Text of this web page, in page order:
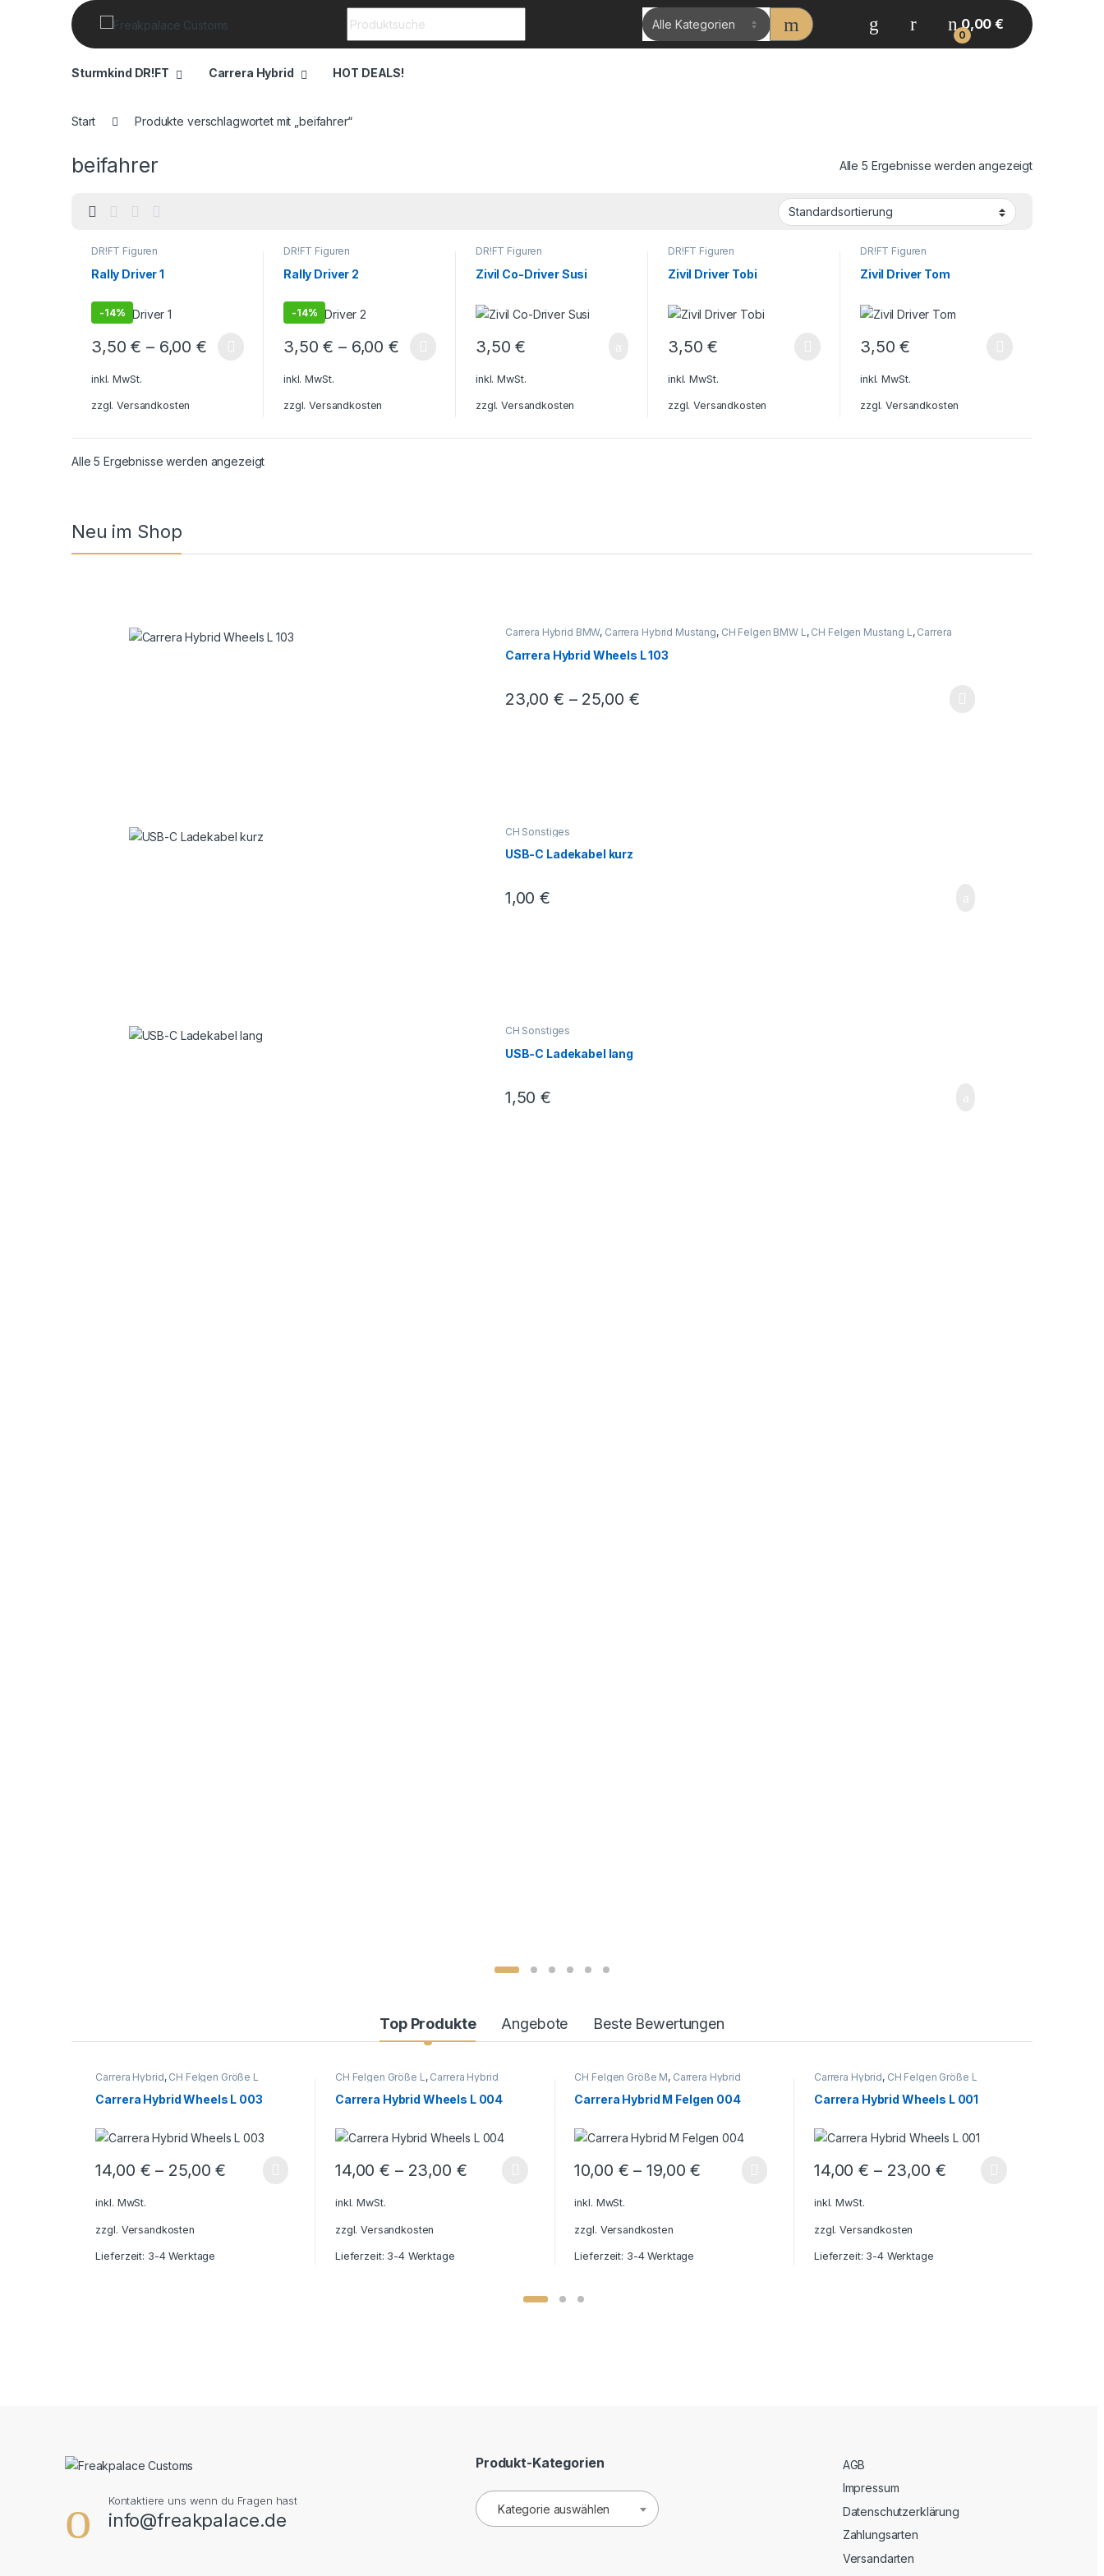
0
0,00€
Sturmkind DR!FT Carrera Hybrid HOT DEALS!
Start Produkte verschlagwortet mit „beifahrer“
beifahrer Alle 5 Ergebnisse werden angezeigt
DR!FT Figuren
Rally Driver 1
-14%
3,50€ – 6,00€
Dieses Produkt weist mehrere Varianten auf. Die Optionen können auf der Produktseite gewählt werden
inkl. MwSt.
zzgl.Versandkosten
DR!FT Figuren
Rally Driver 2
-14%
3,50€ – 6,00€
Dieses Produkt weist mehrere Varianten auf. Die Optionen können auf der Produktseite gewählt werden
inkl. MwSt.
zzgl.Versandkosten
DR!FT Figuren
Zivil Co-Driver Susi
3,50€
inkl. MwSt.
zzgl.Versandkosten
DR!FT Figuren
Zivil Driver Tobi
3,50€
Dieses Produkt weist mehrere Varianten auf. Die Optionen können auf der
inkl. MwSt.
zzgl.Versandkosten
DR!FT Figuren
Zivil Driver Tom
3,50€
Dieses Produkt weist mehrere Varianten
inkl. MwSt.
zzgl.Versandkosten
Alle 5 Ergebnisse werden angezeigt
Neu im Shop
Carrera Hybrid BMW, Carrera Hybrid Mustang, CH Felgen BMW L, CH Felgen Mustang L, Carrera
Hybrid Ferrari
CH Felgen Ferrari L
Carrera Hybrid Wheels L 103
23,00 € – 25,00 €
Dieses Produkt weist mehrere Varianten auf. Die Optionen können auf der Produktseite gewählt werden
CH Sonstiges
USB-C Ladekabel kurz
1,00€
CH Sonstiges
USB-C Ladekabel lang
1,50€
Top Produkte Angebote Beste Bewertungen
Carrera Hybrid, CH Felgen Größe L
Carrera Hybrid Wheels L 003
14,00 € – 25,00€
Dieses Produkt weist mehrere Varianten auf. Die Optionen können auf der Produktseite gewählt werden
inkl. MwSt.
zzgl. Versandkosten
Lieferzeit: 3-4 Werktage
CH Felgen Größe L , Carrera Hybrid
Carrera Hybrid Wheels L 004
14,00€ – 23,00 €
Dieses Produkt weist mehrere Varianten auf. Die Optionen können auf der Produktseite gewählt werden
inkl. MwSt.
zzgl.Versandkosten
Lieferzeit: 3-4 Werktage
CH Felgen Größe M, Carrera Hybrid
Carrera Hybrid M Felgen 004
10,00 € –19,00€
Dieses Produkt weist mehrere Varianten auf. Die Optionen können auf der Produktseite gewählt
inkl. MwSt.
zzgl. Versandkosten
Lieferzeit: 3-4 Werktage
Carrera Hybrid, CH Felgen Größe L
Carrera Hybrid Wheels L 001
14,00€ – 23,00 €
Dieses Produkt weist mehrere Varianten auf. Die
inkl. MwSt.
zzgl.Versandkosten
Lieferzeit: 3-4 Werktage
Kontaktiere uns wenn du Fragen hast
info@freakpalace.de
Produkt-Kategorien
Kategorie auswählen
AGB
Impressum
Datenschutzerklärung
Zahlungsarten
Versandarten